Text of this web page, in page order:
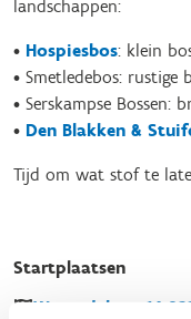
landschappen:
• Hospiesbos: klein
• Smetledebos: rustige
• Serskampse Bossen:
• Den Blakken &
Tijd om wat stof te
Startplaatsen
Warandelaan
14